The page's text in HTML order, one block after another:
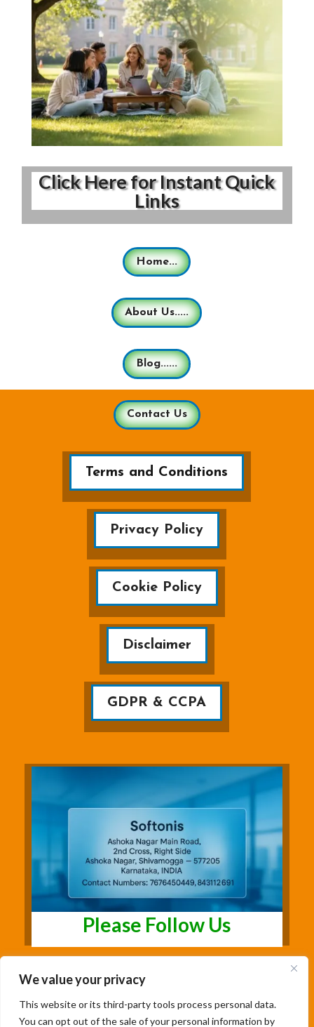
We value your privacy
This website or its third-party tools process personal data.
You can opt out of the sale of your personal information by
Click Here for Instant Quick
Links
Home...
About Us.....
Blog......
Contact Us
Terms and Conditions
Privacy Policy
Cookie Policy
Disclaimer
GDPR & CCPA
Please Follow Us